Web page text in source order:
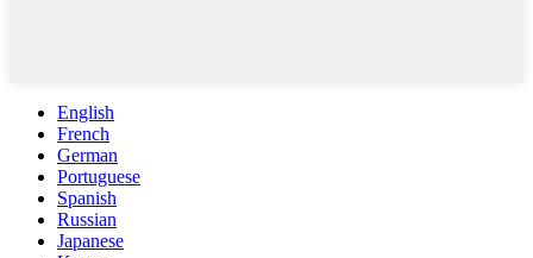
English
French
German
Portuguese
Spanish
Russian
Japanese